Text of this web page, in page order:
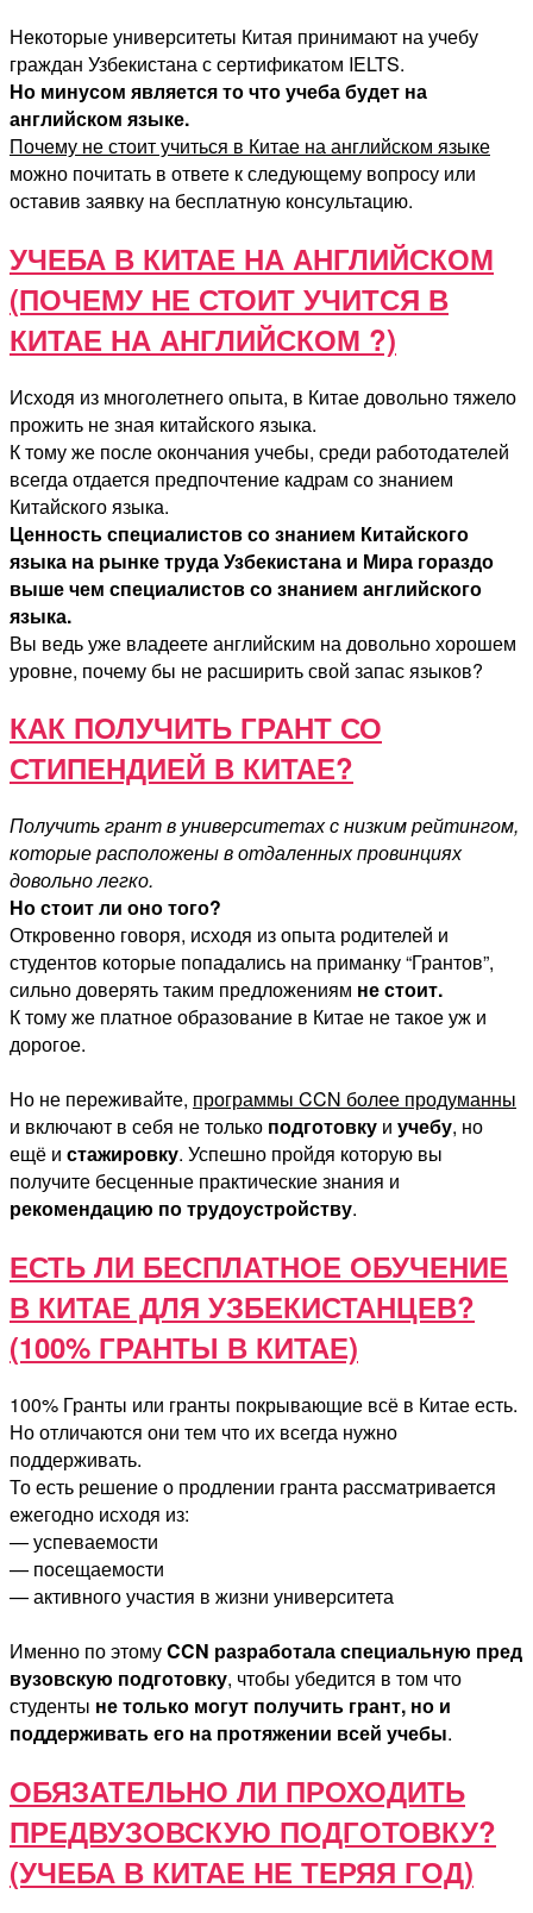
Некоторые университеты Китая принимают на учебу
граждан Узбекистана с сертификатом IELTS.
Но минусом является то что учеба будет на
английском языке.
Почему не стоит учиться в Китае на английском языке
можно почитать в ответе к следующему вопросу или
оставив заявку на бесплатную консультацию.
УЧЕБА В КИТАЕ НА АНГЛИЙСКОМ
(ПОЧЕМУ НЕ СТОИТ УЧИТСЯ В
КИТАЕ НА АНГЛИЙСКОМ ?)
Исходя из многолетнего опыта, в Китае довольно тяжело
прожить не зная китайского языка.
К тому же после окончания учебы, среди работодателей
всегда отдается предпочтение кадрам со знанием
Китайского языка.
Ценность специалистов со знанием Китайского
языка на рынке труда Узбекистана и Мира гораздо
выше чем специалистов со знанием английского
языка.
Вы ведь уже владеете английским на довольно хорошем
уровне, почему бы не расширить свой запас языков?
КАК ПОЛУЧИТЬ ГРАНТ СО
СТИПЕНДИЕЙ В КИТАЕ?
Получить грант в университетах с низким рейтингом,
которые расположены в отдаленных провинциях
довольно легко.
Но стоит ли оно того?
Откровенно говоря, исходя из опыта родителей и
студентов которые попадались на приманку “Грантов”,
сильно доверять таким предложениям не стоит.
К тому же платное образование в Китае не такое уж и
дорогое.
Но не переживайте, программы CCN более продуманны
и включают в себя не только подготовку и учебу, но
ещё и стажировку. Успешно пройдя которую вы
получите бесценные практические знания и
рекомендацию по трудоустройству.
ЕСТЬ ЛИ БЕСПЛАТНОЕ ОБУЧЕНИЕ
В КИТАЕ ДЛЯ УЗБЕКИСТАНЦЕВ?
(100% ГРАНТЫ В КИТАЕ)
100% Гранты или гранты покрывающие всё в Китае есть.
Но отличаются они тем что их всегда нужно
поддерживать.
То есть решение о продлении гранта рассматривается
ежегодно исходя из:
— успеваемости
— посещаемости
— активного участия в жизни университета
Именно по этомуCCN разработала специальную пред
вузовскую подготовку, чтобы убедится в том что
студенты не только могут получить грант, но и
поддерживать его на протяжении всей учебы.
ОБЯЗАТЕЛЬНО ЛИ ПРОХОДИТЬ
ПРЕДВУЗОВСКУЮ ПОДГОТОВКУ?
(УЧЕБА В КИТАЕ НЕ ТЕРЯЯ ГОД)